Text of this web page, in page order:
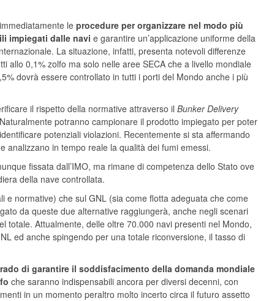
le procedure per organizzare nel modo più
impiegati dalle navi e garantire un’applicazione uniforme della
La situazione, infatti, presenta notevoli differenze
allo 0,1% zolfo ma solo nelle aree SECA che a livello mondiale
dovrà essere controllato in tutti i porti del Mondo anche i più
il rispetto della normative attraverso il Bunker Delivery
potranno campionare il prodotto impiegato per poter
potenziali violazioni. Recentemente si sta affermando
analizzano in tempo reale la qualità dei fumi emessi.
fissata dall’IMO, ma rimane di competenza dello Stato ove
della nave controllata.
e normative) che sul GNL (sia come flotta adeguata che come
da queste due alternative raggiungerà, anche negli scenari
totale. Attualmente, delle oltre 70.000 navi presenti nel Mondo,
ed anche spingendo per una totale riconversione, il tasso di
di garantire il soddisfacimento della domanda mondiale
che saranno indispensabili ancora per diversi decenni, con
in un momento peraltro molto incerto circa il futuro assetto